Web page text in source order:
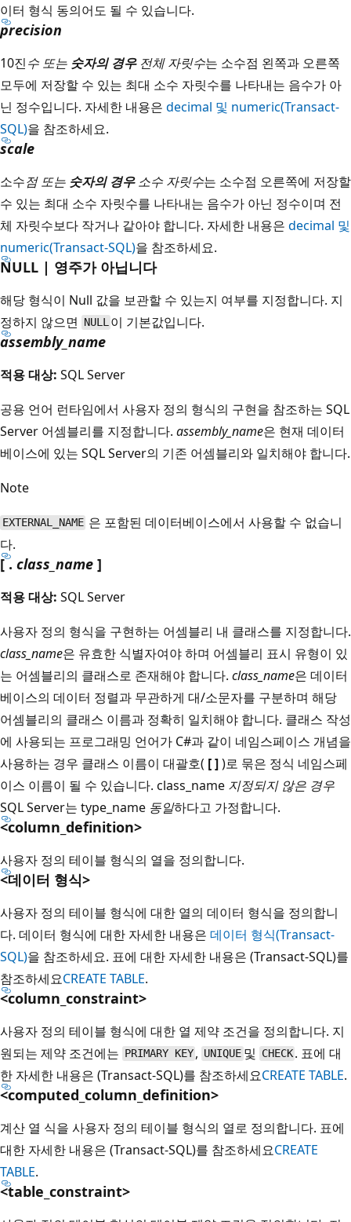
이터 형식 동의어도 될 수 있습니다.
precision
10진수 또는 숫자의 경우 전체 자릿수는 소수점 왼쪽과 오른쪽
모두에 저장할 수 있는 최대 소수 자릿수를 나타내는 음수가 아
닌 정수입니다. 자세한 내용은 decimal 및 numeric(Transact-
SQL)을 참조하세요.
scale
소수점 또는 숫자의 경우소수 자릿수는 소수점 오른쪽에 저장할
수 있는 최대 소수 자릿수를 나타내는 음수가 아닌 정수이며 전
체 자릿수보다 작거나 같아야 합니다. 자세한 내용은 decimal 및
numeric(Transact-SQL)을 참조하세요.
NULL | 영주가 아닙니다
해당 형식이 Null 값을 보관할 수 있는지 여부를 지정합니다. 지
정하지 않으면
NULL 이 기본값입니다.
assembly_name
적용 대상: SQL Server
공용 언어 런타임에서 사용자 정의 형식의 구현을 참조하는 SQL
Server 어셈블리를 지정합니다. assembly_name은 현재 데이터
베이스에 있는 SQL Server의 기존 어셈블리와 일치해야 합니다.
Note
EXTERNAL_NAME 은 포함된 데이터베이스에서 사용할 수 없습니
다.
[ . class_name ]
적용 대상: SQL Server
사용자 정의 형식을 구현하는 어셈블리 내 클래스를 지정합니다.
class_name은 유효한 식별자여야 하며 어셈블리 표시 유형이 있
는 어셈블리의 클래스로 존재해야 합니다. class_name은 데이터
베이스의 데이터 정렬과 무관하게 대/소문자를 구분하며 해당
어셈블리의 클래스 이름과 정확히 일치해야 합니다. 클래스 작성
에 사용되는 프로그래밍 언어가 C#과 같이 네임스페이스 개념을
사용하는 경우 클래스 이름이 대괄호( [ ])로 묶은 정식 네임스페
이스 이름이 될 수 있습니다. class_name 지정되지 않은 경우
SQL Server는 type_name 동일하다고 가정합니다.
<column_definition>
사용자 정의 테이블 형식의 열을 정의합니다.
<데이터 형식>
사용자 정의 테이블 형식에 대한 열의 데이터 형식을 정의합니
다. 데이터 형식에 대한 자세한 내용은 데이터 형식(Transact-
SQL)을 참조하세요. 표에 대한 자세한 내용은 (Transact-SQL)를
참조하세요CREATE TABLE.
<column_constraint>
사용자 정의 테이블 형식에 대한 열 제약 조건을 정의합니다. 지
원되는 제약 조건에는 PRIMARY KEY , UNIQUE 및 CHECK . 표에 대
한 자세한 내용은 (Transact-SQL)를 참조하세요CREATE TABLE.
<computed_column_definition>
계산 열 식을 사용자 정의 테이블 형식의 열로 정의합니다. 표에
대한 자세한 내용은 (Transact-SQL)를 참조하세요CREATE
TABLE.
<table_constraint>